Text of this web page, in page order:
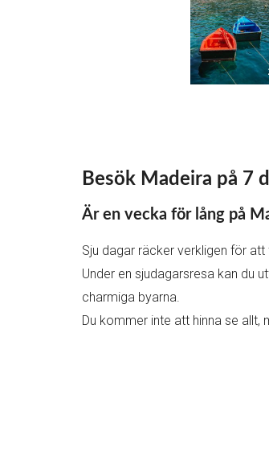
Besök Madeira på 7
Är en vecka för lång på
Sju dagar räcker verkligen för
Under en sjudagarsresa kan du
charmiga byarna.
Du kommer inte att hinna se allt,